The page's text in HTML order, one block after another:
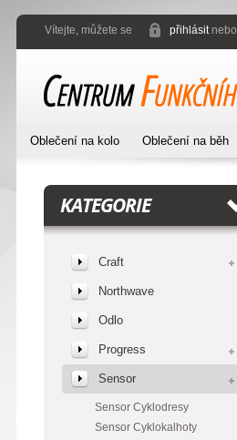
Vítejte, můžete se přihlásitnebo
Oblečení na kolo Oblečení na běh
KATEGORIE
Craft
Northwave
Odlo
Progress
Sensor
Sensor Cyklodresy
Sensor Cyklokalhoty